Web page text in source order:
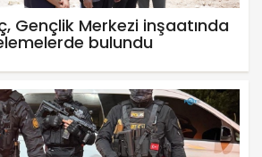
Gençlik Merkezi inşaatında
bulundu